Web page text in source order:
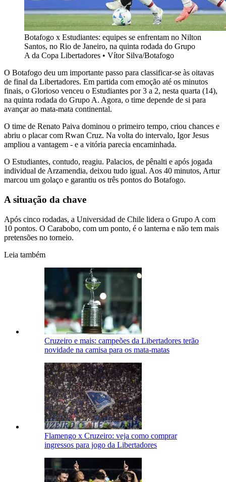
Botafogo x Estudiantes: equipes se enfrentam no Nilton
Santos, no Rio de Janeiro, na quinta rodada do Grupo
A da Copa Libertadores • Vítor Silva/Botafogo
O Botafogo deu um importante passo para classificar-se às oitavas
de final da Libertadores. Em partida com emoção até os minutos
finais, o Glorioso venceu o Estudiantes por 3 a 2, nesta quarta (14),
na quinta rodada do Grupo A. Agora, o time depende de si para
avançar ao mata-mata continental.
O time de Renato Paiva dominou o primeiro tempo, criou chances e
abriu o placar com Rwan Cruz. Na volta do intervalo, Igor Jesus
ampliou a vantagem - e a vitória parecia encaminhada.
O Estudiantes, contudo, reagiu. Palacios, de pênalti e após jogada
individual de Arzamendia, deixou tudo igual. Aos 40 minutos, Artur
marcou um golaço e garantiu os três pontos do Botafogo.
A situação da chave
Após cinco rodadas, a Universidad de Chile lidera o Grupo A com
10 pontos. O Carabobo, com um ponto, é o lanterna e não tem mais
pretensões no torneio.
Leia também
Cruzeiro e mais: campeões da Libertadores terão
novidade na camisa para os mata-matas
Flamengo x Cruzeiro: veja como comprar
ingressos para jogo da Libertadores